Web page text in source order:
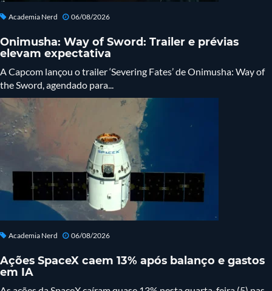
Academia Nerd 06/08/2026
Onimusha: Way of Sword: Trailer e prévias
elevam expectativa
A Capcom lançou o trailer ‘Severing Fates’ de Onimusha: Way of
the Sword, agendado para...
Academia Nerd 06/08/2026
Ações SpaceX caem 13% após balanço e gastos
em IA